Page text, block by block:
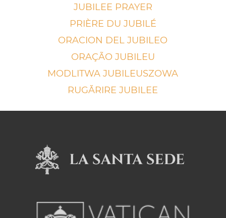
JUBILEE PRAYER
PRIÈRE DU JUBILÉ
ORACION DEL JUBILEO
ORAÇÃO JUBILEU
MODLITWA JUBILEUSZOWA
RUGĂRIRE JUBILEE